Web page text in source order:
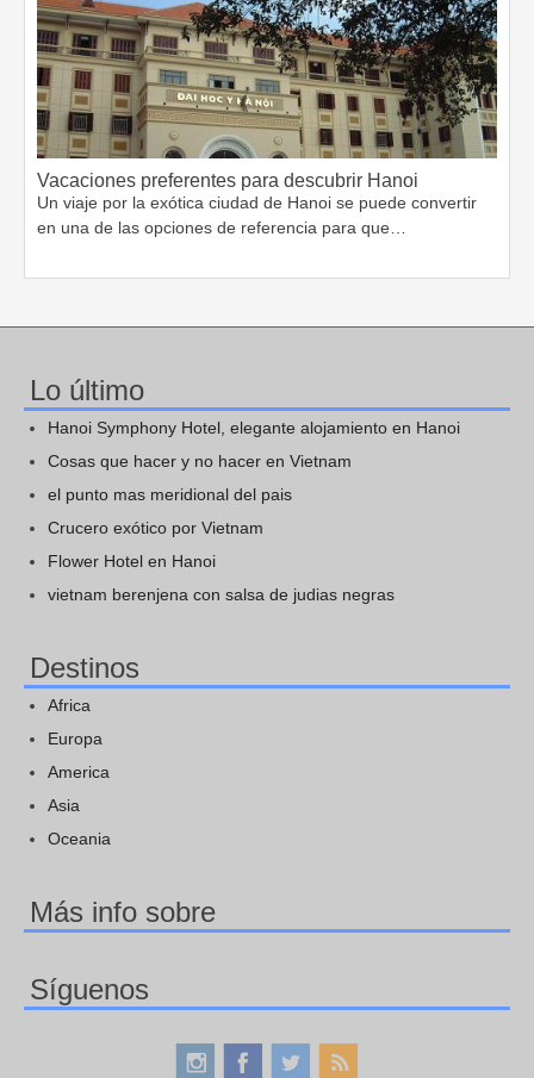
Vacaciones preferentes para descubrir Hanoi
Un viaje por la exótica ciudad de Hanoi se puede convertir
en una de las opciones de referencia para que…
Lo último
Hanoi Symphony Hotel, elegante alojamiento en Hanoi
Cosas que hacer y no hacer en Vietnam
el punto mas meridional del pais
Crucero exótico por Vietnam
Flower Hotel en Hanoi
vietnam berenjena con salsa de judias negras
Destinos
Africa
Europa
America
Asia
Oceania
Más info sobre
Síguenos